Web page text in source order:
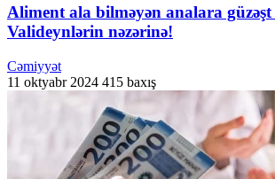
Aliment ala bilməyən analara
Valideynlərin nəzərinə!
Cəmiyyət
11 oktyabr 2024 415 baxış